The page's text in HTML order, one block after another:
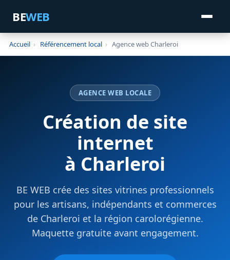
BEWEB
Accueil › Référencement local › Agence web Charleroi
AGENCE WEB LOCALE
Création de site
internet
à Charleroi
BE WEB crée des sites vitrines professionnels
pour les artisans, indépendants et commerces
de Charleroi et la région carolorégienne.
Maquette gratuite avant engagement.